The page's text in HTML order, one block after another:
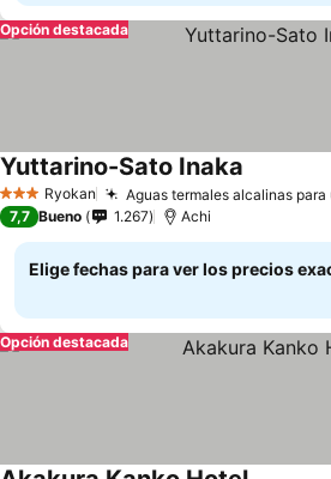
Opción destacada
3 EstrellasRyokan Aguas termales alcalinas para
Yuttarino-Sato Inaka
7,7 Bueno 1.267 Achi
Elige fechas para ver los precios
Opción destacada